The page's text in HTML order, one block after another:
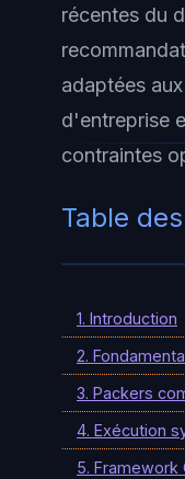
récentes du
adaptées
d'entreprise
contraintes
Table
1. Introduction
2.
3. Packers
4. Exécution
5. Framework